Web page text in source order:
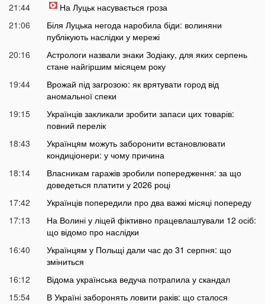
21:44
На Луцьк насувається гроза
21:06
Біля Луцька негода наробила біди: волиняни
публікують наслідки у мережі
20:16
Астрологи назвали знаки Зодіаку, для яких серпень
стане найгіршим місяцем року
19:44
Врожай під загрозою: як врятувати город від
аномальної спеки
19:15
Українців закликали зробити запаси цих товарів:
повний перелік
18:43
Українцям можуть заборонити встановлювати
кондиціонери: у чому причина
18:14
Власникам гаражів зробили попередження: за що
доведеться платити у 2026 році
17:42
Українців попередили про два важкі місяці попереду
17:13
На Волині у ліцей фіктивно працевлаштували 12 осіб:
що відомо про наслідки
16:40
Українцям у Польщі дали час до 31 серпня: що
зміниться
16:12
Відома українська ведуча потрапила у скандал
15:54
В Україні заборонять ловити раків: що сталося